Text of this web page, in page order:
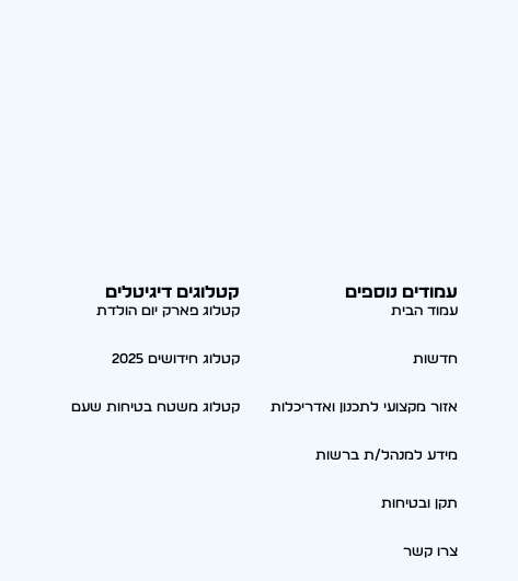
עמודים נוספים
עמוד הבית
חדשות
אזור מקצועי לתכנון ואדריכלות
מידע למנהל/ת ברשות
תקן ובטיחות
צרו קשר
קטלוגים דיגיטלים
קטלוג פארק יום הולדת
קטלוג חידושים 2025
קטלוג משטח בטיחות שעם